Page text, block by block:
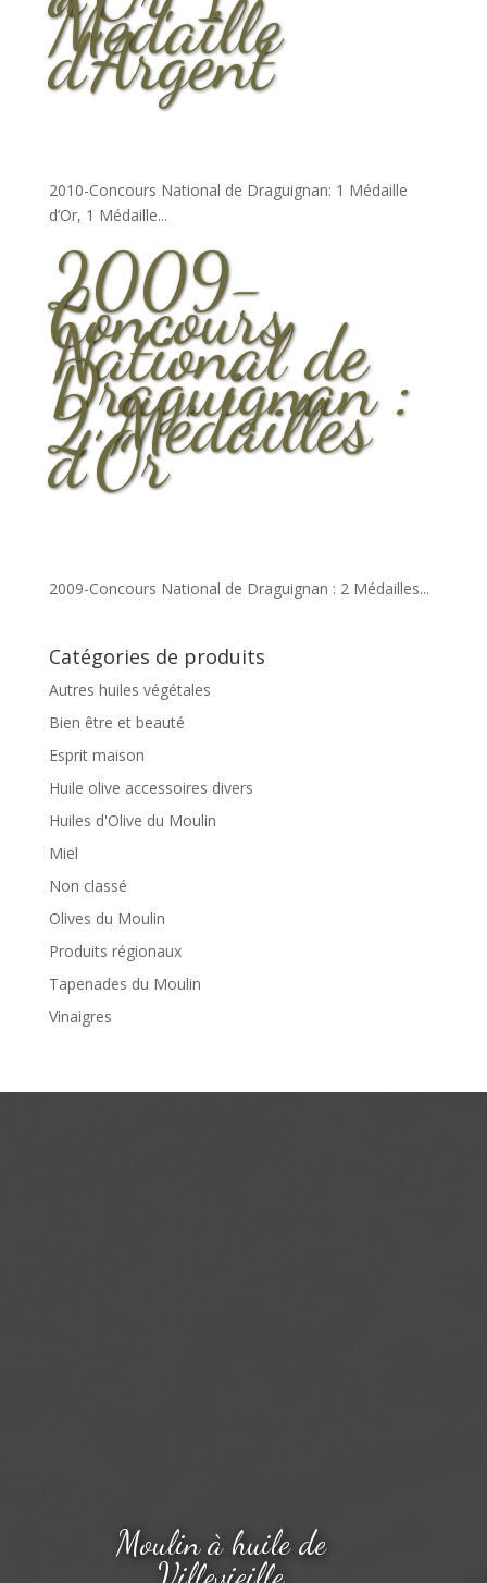
Médaille
d’Argent
2010-Concours National de Draguignan: 1 Médaille
d’Or, 1 Médaille...
2009-
Concours
National de
Draguignan :
2 Médailles
d’Or
2009-Concours National de Draguignan : 2 Médailles...
Catégories de produits
Autres huiles végétales
Bien être et beauté
Esprit maison
Huile olive accessoires divers
Huiles d'Olive du Moulin
Miel
Non classé
Olives du Moulin
Produits régionaux
Tapenades du Moulin
Vinaigres
Moulin à huile de